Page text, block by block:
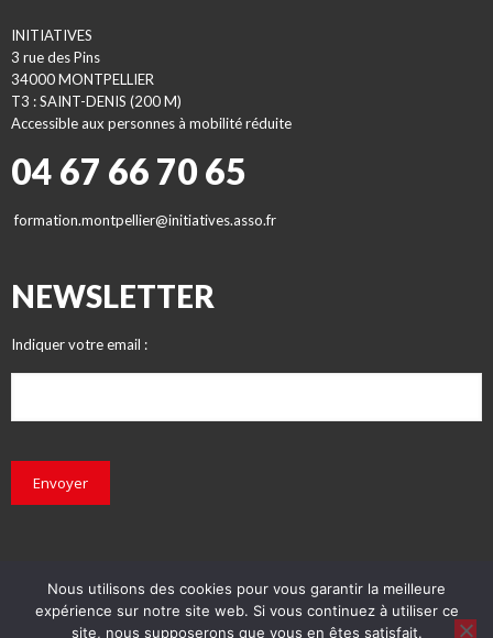
INITIATIVES
3 rue des Pins
34000 MONTPELLIER
T3 : SAINT-DENIS (200 M)
Accessible aux personnes à mobilité réduite
04 67 66 70 65
formation.montpellier@initiatives.asso.fr
NEWSLETTER
Indiquer votre email :
Envoyer
© INITIATIVES 2018 - Tous droits réservés
Nous utilisons des cookies pour vous garantir la meilleure
expérience sur notre site web. Si vous continuez à utiliser ce
site, nous supposerons que vous en êtes satisfait.